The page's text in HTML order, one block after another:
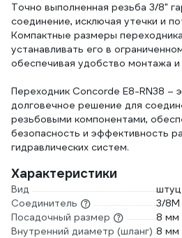
Точно выполненная резьба 3/8"
соединение, исключая утечки и
Компактные размеры
устанавливать его в
обеспечивая удобство монтажа
Переходник Concorde E8-RN38 –
долговечное решение для
резьбовыми компонентами,
безопасность и эффективность
гидравлических систем.
Характеристики
Вид
Соединитель
3/8М
Посадочный размер
8 мм
Внутренний диаметр (шланг) 8 мм